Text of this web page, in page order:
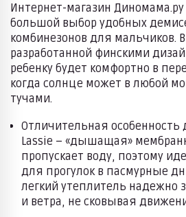
Интернет-магазин Диномама.ру
большой выбор удобных
комбинезонов для мальчиков.
разработанной финскими
ребенку будет комфортно в
когда солнце может в любой
тучами.
Отличительная
Lassie – «дышащая»
пропускает воду, поэтому
для прогулок в пасмурные
легкий утеплитель надежно
и ветра, не сковывая